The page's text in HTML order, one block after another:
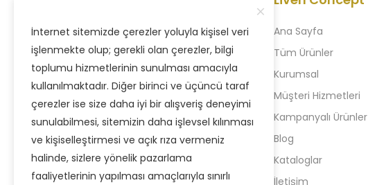
1996 yılında kurulan firmamız, dürüst,
kaliteli ve ‘Müşteri Memnuniyetini ilke
edinmesiyle bugün deneyimli hale
gelmiştir.
+90 212 880 77 24
Ana Sayfa
Tüm Ürünler
Kurumsal
Müşteri Hizmetleri
Kampanyalı Ürünler
Blog
Kataloglar
İletişim
İnternet sitemizde çerezler yoluyla kişisel veri
işlenmekte olup; gerekli olan çerezler, bilgi
toplumu hizmetlerinin sunulması amacıyla
kullanılmaktadır. Diğer birinci ve üçüncü taraf
çerezler ise size daha iyi bir alışveriş deneyimi
sunulabilmesi, sitemizin daha işlevsel kılınması
ve kişiselleştirmesi ve açık rıza vermeniz
halinde, sizlere yönelik pazarlama
faaliyetlerinin yapılması amaçlarıyla sınırlı